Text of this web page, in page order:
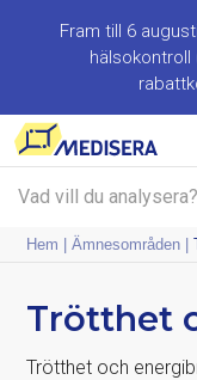
Hem |Ämnesområden |
Trötthet
Trötthet och
Fram till 6
hälsokontroll